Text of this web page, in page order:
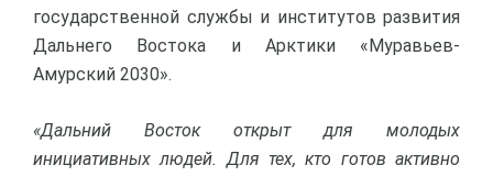
государственной службы и институтов развития
Дальнего Востока и Арктики «Муравьев-
Амурский 2030».
«Дальний Восток открыт для молодых
инициативных людей. Для тех, кто готов активно